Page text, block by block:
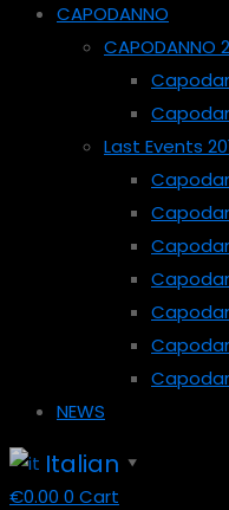
CAPODANNO
CAPODANNO
Last Events
NEWS
Italian ▼
€0.00 0 Cart